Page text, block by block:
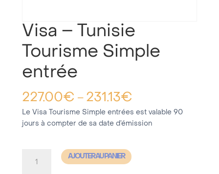
Visa – Tunisie
Tourisme Simple
entrée
227.00€ – 231.13€
Le Visa Tourisme Simple entrées est valable 90
jours à compter de sa date d’émission
AJOUTER AU PANIER